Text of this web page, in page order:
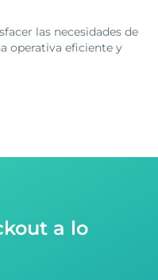
las necesidades de
operativa eficiente y
a lo